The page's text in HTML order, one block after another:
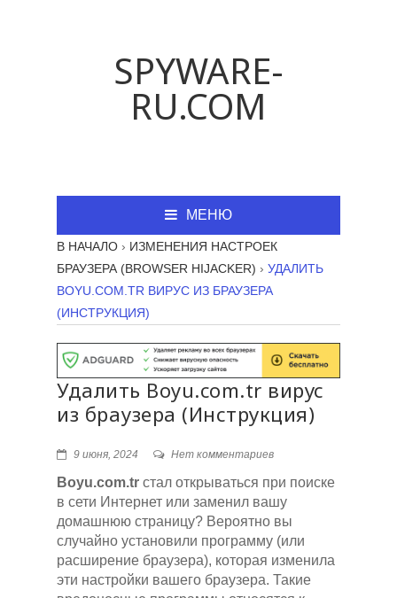
SPYWARE-
RU.COM
МЕНЮ
В НАЧАЛО › ИЗМЕНЕНИЯ НАСТРОЕК
БРАУЗЕРА (BROWSER HIJACKER) › УДАЛИТЬ
BOYU.COM.TR ВИРУС ИЗ БРАУЗЕРА
(ИНСТРУКЦИЯ)
Удалить Boyu.com.tr вирус
из браузера (Инструкция)
9 июня, 2024 Нет комментариев
Boyu.com.tr стал открываться при поиске
в сети Интернет или заменил вашу
домашнюю страницу? Вероятно вы
случайно установили программу (или
расширение браузера), которая изменила
эти настройки вашего браузера. Такие